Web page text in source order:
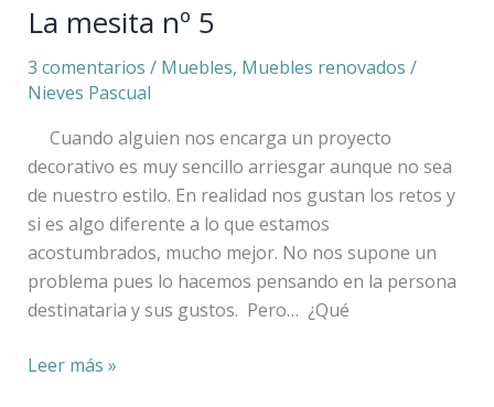
La mesita nº 5
3 comentarios / Muebles, Muebles renovados /
Nieves Pascual
Cuando alguien nos encarga un proyecto
decorativo es muy sencillo arriesgar aunque no sea
de nuestro estilo. En realidad nos gustan los retos y
si es algo diferente a lo que estamos
acostumbrados, mucho mejor. No nos supone un
problema pues lo hacemos pensando en la persona
destinataria y sus gustos. Pero… ¿Qué
Leer más »